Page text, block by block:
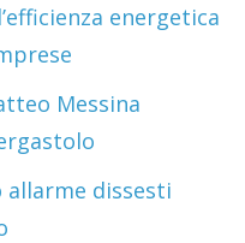
energetica
Messina
allarme dissesti